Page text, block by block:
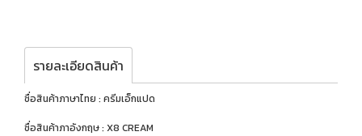
รายละเอียดสินค้า
ชื่อสินค้าภาษาไทย : ครีมเอ็กแปด
ชื่อสินค้าภาอังกฤษ : X8 CREAM